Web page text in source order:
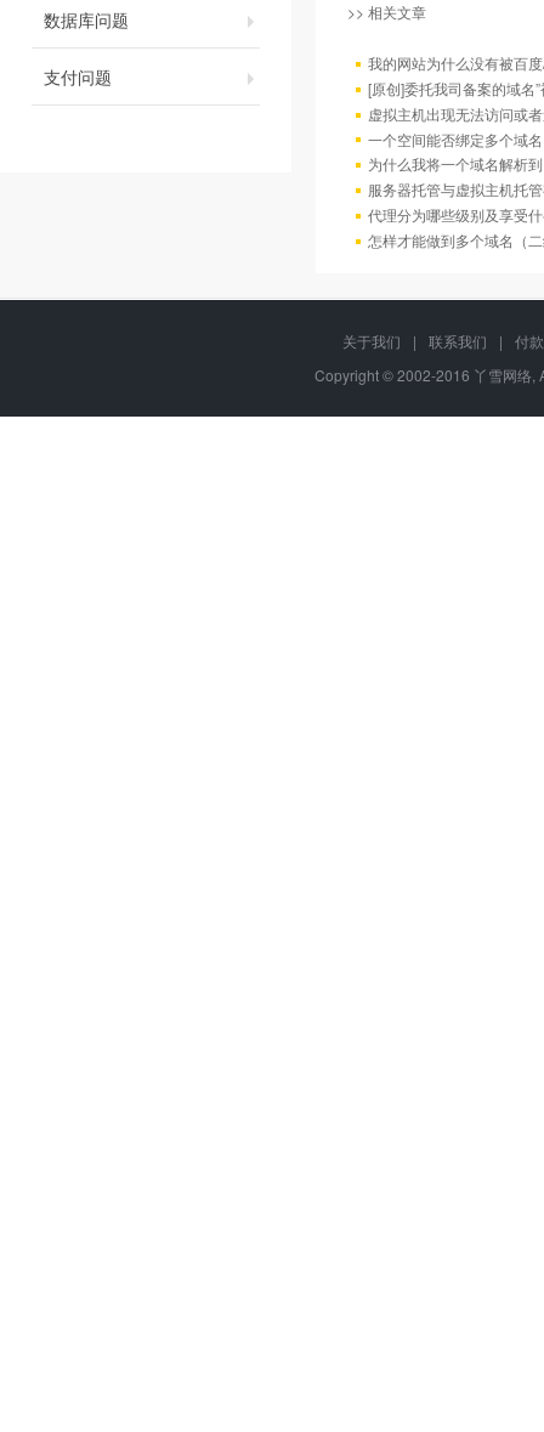
数据库问题
支付问题
>> 相关文章
我的网站为什么没有被百
[原创]委托我司备案的域名
虚拟主机出现无法访问或
一个空间能否绑定多个域
为什么我将一个域名解析
服务器托管与虚拟主机托
代理分为哪些级别及享受
怎样才能做到多个域名（
关于我们 | 联系我们 |
付
Copyright © 2002-2016 丫雪网络